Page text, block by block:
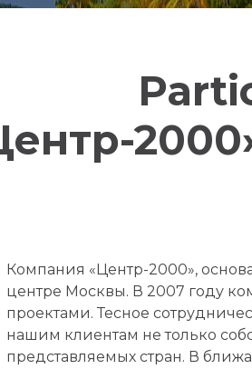
Компания «Центр-2000»,
центре Москвы. В 2007 году
проектами. Тесное
нашим клиентам не только
представляемых стран. В